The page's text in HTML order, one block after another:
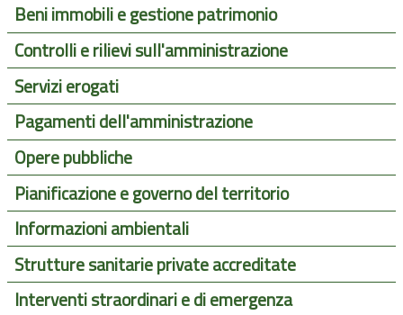
Beni immobili e gestione patrimonio
Controlli e rilievi sull'amministrazione
Servizi erogati
Pagamenti dell'amministrazione
Opere pubbliche
Pianificazione e governo del territorio
Informazioni ambientali
Strutture sanitarie private accreditate
Interventi straordinari e di emergenza